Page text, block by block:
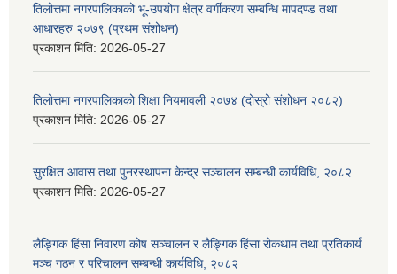
तिलोत्तमा नगरपालिकाको भू-उपयोग क्षेत्र वर्गीकरण सम्बन्धि मापदण्ड तथा
आधारहरु २०७९ (प्रथम संशोधन)
प्रकाशन मिति: 2026-05-27
तिलोत्तमा नगरपालिकाको शिक्षा नियमावली २०७४ (दोस्रो संशोधन २०८२)
प्रकाशन मिति: 2026-05-27
सुरक्षित आवास तथा पुनरस्थापना केन्द्र सञ्चालन सम्बन्धी कार्यविधि, २०८२
प्रकाशन मिति: 2026-05-27
लैङ्गिक हिंसा निवारण कोष सञ्चालन र लैङ्गिक हिंसा रोकथाम तथा प्रतिकार्य
मञ्च गठन र परिचालन सम्बन्धी कार्यविधि, २०८२